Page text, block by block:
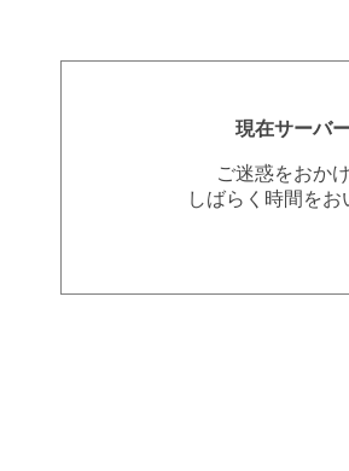
現在サーバ
ご迷惑をおか
しばらく時間を